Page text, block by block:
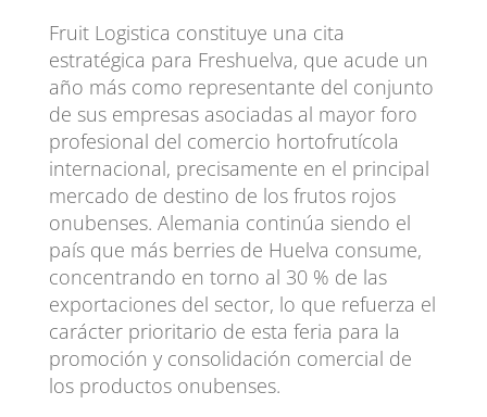
Fruit Logistica constituye una cita
estratégica para Freshuelva, que acude un
año más como representante del conjunto
de sus empresas asociadas al mayor foro
profesional del comercio hortofrutícola
internacional, precisamente en el principal
mercado de destino de los frutos rojos
onubenses. Alemania continúa siendo el
país que más berries de Huelva consume,
concentrando en torno al 30 % de las
exportaciones del sector, lo que refuerza el
carácter prioritario de esta feria para la
promoción y consolidación comercial de
los productos onubenses.